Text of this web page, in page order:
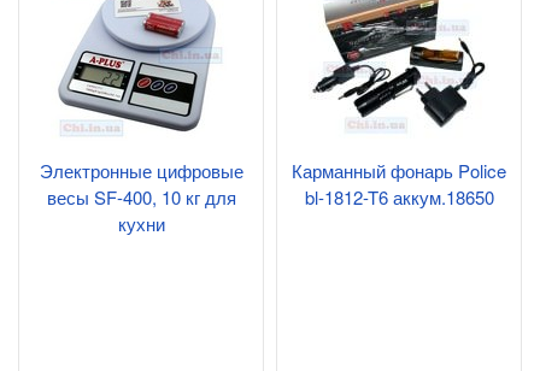
Электронные цифровые
весы SF-400, 10 кг для
кухни
Карманный фонарь Police
bl-1812-T6 аккум.18650